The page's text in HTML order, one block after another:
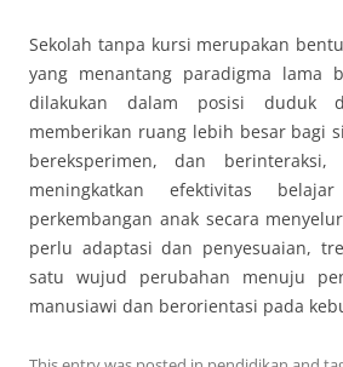
Sekolah tanpa kursi merupakan
yang menantang paradigma lama
dilakukan dalam posisi duduk
memberikan ruang lebih besar bagi
bereksperimen, dan
meningkatkan efektivitas
perkembangan anak secara
perlu adaptasi dan penyesuaian,
satu wujud perubahan menuju
manusiawi dan berorientasi pada